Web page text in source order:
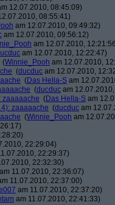
12.07.2010, 08:45:09)
08:55:41)
am 12.07.2010, 09:49:32)
am 12.07.2010, 09:56:12)
am 12.07.2010,
am 12.07.2010, 12:22:47)
(Winnie_Pooh am 12.07.2010,
(ducduc am 12.07.2010,
(Das Hella-S am
(ducduc am
zaaaaache (Das Hella-S am
zaaaaache (ducduc am
(Winnie_Pooh am
22:29:04)
22:29:37)
22:32:30)
am 11.07.2010, 22:36:07)
11.07.2010, 22:37:00)
am 11.07.2010, 22:37:20)
am 11.07.2010, 22:41:33)